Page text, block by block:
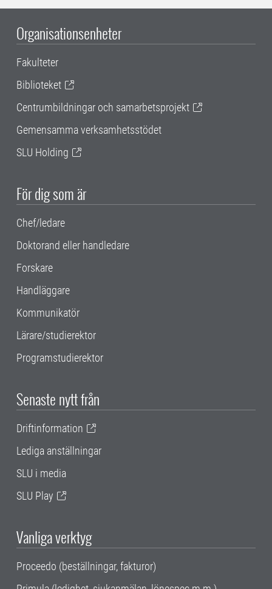
Organisationsenheter
Fakulteter
Biblioteket
Centrumbildningar och samarbetsprojekt
Gemensamma verksamhetsstödet
SLU Holding
För dig som är
Chef/ledare
Doktorand eller handledare
Forskare
Handläggare
Kommunikatör
Lärare/studierektor
Programstudierektor
Senaste nytt från
Driftinformation
Lediga anställningar
SLU i media
SLU Play
Vanliga verktyg
Proceedo (beställningar, fakturor)